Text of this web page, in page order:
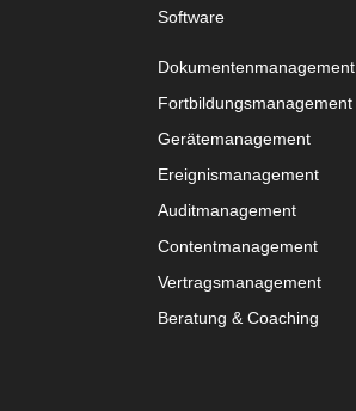
Software
Dokumentenmanagement
Fortbildungsmanagement
Gerätemanagement
Ereignismanagement
Auditmanagement
Contentmanagement
Vertragsmanagement
Beratung & Coaching